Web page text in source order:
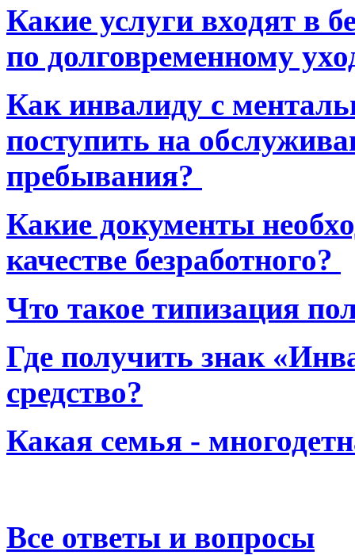
Какие услуги входят в
по долговременному
Как инвалиду с
поступить на
пребывания?
Какие документы
качестве безработного?
Что такое типизация
Где получить знак
средство?
Какая семья -
Все ответы и вопросы